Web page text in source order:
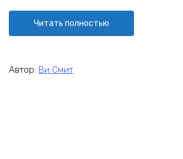
Читать полностью
Автор: Ви Смит